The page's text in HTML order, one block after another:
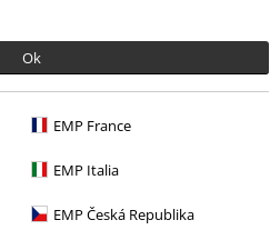
Ok
EMP France
EMP Italia
EMP Česká Republika